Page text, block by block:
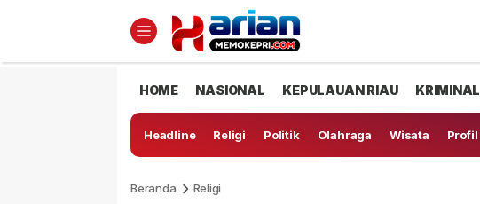
HOME NASIONAL KEPULAUAN RIAU KRIMINAL
Headline Religi Politik Olahraga Wisata Profil
Beranda Religi